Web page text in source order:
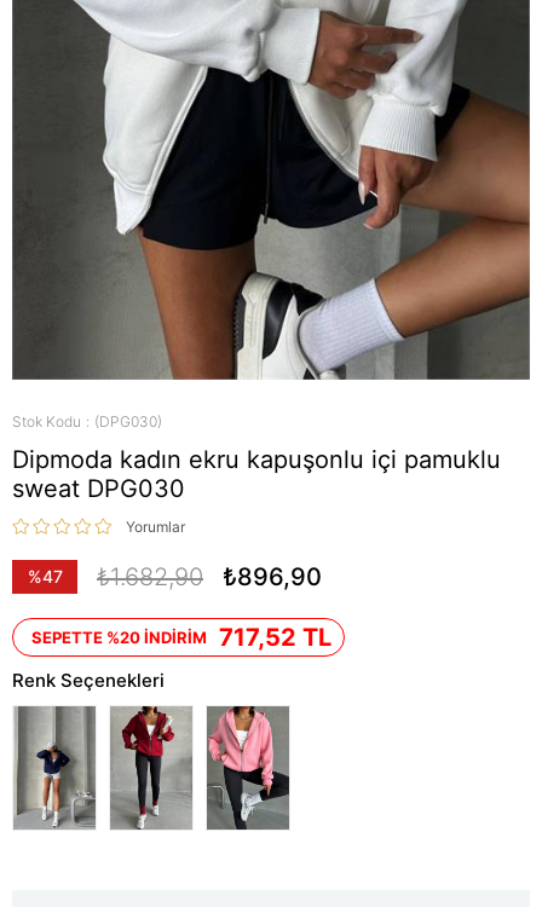
Stok Kodu (DPG030)
Dipmoda kadın ekru kapuşonlu içi pamuklu
sweat DPG030
Yorumlar
%47
₺1.682,90 ₺896,90
SEPETTE %20 İNDİRİM 717,52 TL
Renk Seçenekleri